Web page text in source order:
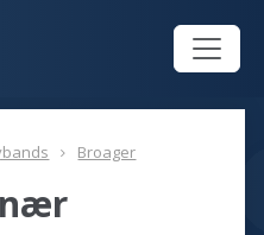
Broager